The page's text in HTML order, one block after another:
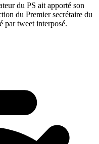
du PS ait apporté son
du Premier secrétaire du
par tweet interposé.